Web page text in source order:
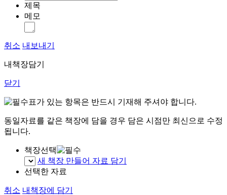
제목
메모
취소 내보내기
내책장담기
닫기
표가 있는 항목은 반드시 기재해 주셔야 합니다.
동일자료를 같은 책장에 담을 경우 담은 시점만 최신으로 수정
됩니다.
책장선택
새 책장 만들어 자료 담기
선택한 자료
취소 내책장에 담기